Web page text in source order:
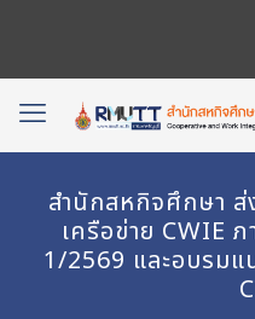
สำนักสหกิจศึกษา ส่
เครือข่าย CWIE
1/2569 และอบรม